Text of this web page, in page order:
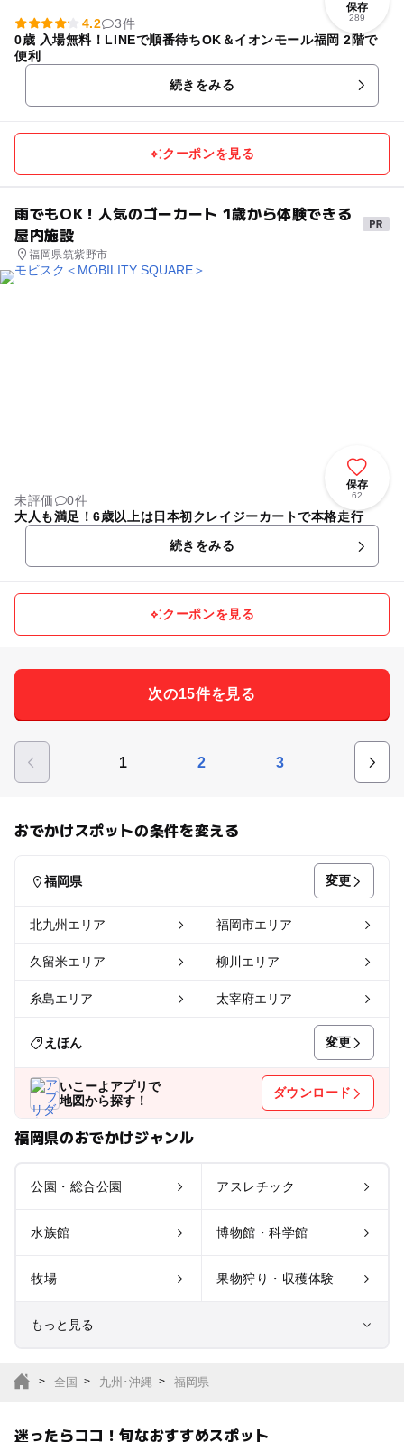
保存
289
4.2
3件
0歳 入場無料！LINEで順番待ちOK＆イオンモール福岡 2階で
便利
続きをみる
クーポンを見る
雨でもOK！人気のゴーカート 1歳から体験できる
屋内施設
福岡県筑紫野市
保存
62
未評価
0件
大人も満足！6歳以上は日本初クレイジーカートで本格走行
続きをみる
クーポンを見る
次の15件を見る
1 2 3
おでかけスポットの条件を変える
福岡県 変更
北九州エリア 福岡市エリア
久留米エリア 柳川エリア
糸島エリア 太宰府エリア
えほん 変更
いこーよアプリで
地図から探す！
ダウンロード
福岡県のおでかけジャンル
公園・総合公園 アスレチック
水族館 博物館・科学館
牧場 果物狩り・収穫体験
もっと見る
全国 九州･沖縄 福岡県
迷ったらココ！旬なおすすめスポット